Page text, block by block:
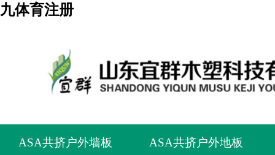
九体育注册
ASA共挤户外墙板 ASA共挤户外地板